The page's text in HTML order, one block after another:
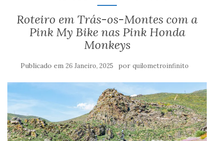
Roteiro em Trás-os-Montes com a
Pink My Bike nas Pink Honda
Monkeys
Publicado em 26 Janeiro, 2025 por quilometroinfinito